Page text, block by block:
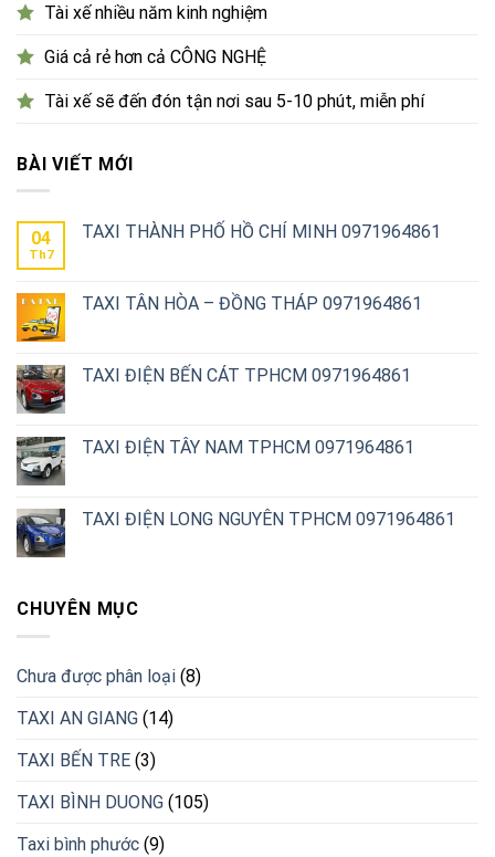
Tài xế nhiều năm kinh nghiệm
Giá cả rẻ hơn cả CÔNG NGHỆ
Tài xế sẽ đến đón tận nơi sau 5-10 phút, miễn phí
BÀI VIẾT MỚI
04
Th7
TAXI THÀNH PHỐ HỒ CHÍ MINH 0971964861
TAXI TÂN HÒA – ĐỒNG THÁP 0971964861
TAXI ĐIỆN BẾN CÁT TPHCM 0971964861
TAXI ĐIỆN TÂY NAM TPHCM 0971964861
TAXI ĐIỆN LONG NGUYÊN TPHCM 0971964861
CHUYÊN MỤC
Chưa được phân loại (8)
TAXI AN GIANG (14)
TAXI BẾN TRE (3)
TAXI BÌNH DUONG (105)
Taxi bình phước (9)